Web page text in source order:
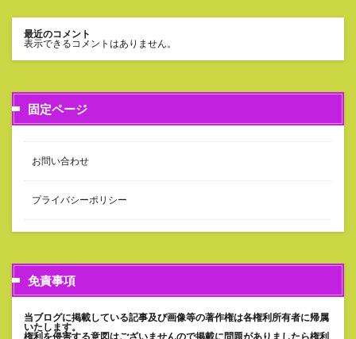
最近のコメント
表示できるコメントはありません。
固定ページ
お問い合わせ
プライバシーポリシー
免責事項
当ブログに掲載している記事及び画像等の著作権は各権利所有者に帰属
いたします。
権利を侵害する意図はございませんので掲載に問題がありましたら権利